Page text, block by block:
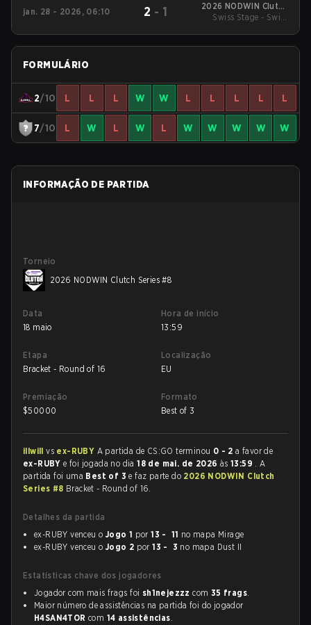
jan. 28 - 2026, 06:10 2 - 1
2026 NODWIN Clutch
Series #4
Swiss Stage - Swiss
FORMULÁRIO
2/10 L L L W W L L L L L
7/10 L W L W L W W W W W
INFORMAÇÃO DE PARTIDA
Torneio
2026 NODWIN Clutch Series #8
Data
18 maio
Hora de início
13:59
Etapa
Bracket - Round of 16
Localização
EU
Premiação
$50000
Formato
Best of 3
illwillvs ex-RUBY A partida de CS:GO terminou 0 - 2 a favor de
ex-RUBYe foi jogada no dia18 de mai. de 2026 às13:59 . A
partida foi uma Best of 3e faz parte do 2026 NODWIN Clutch
Series #8 Bracket - Round of 16.
Detalhes da partida
ex-RUBY venceu o Jogo 1 por13 - 11 no mapa Mirage
ex-RUBY venceu o Jogo 2 por13 - 3 no mapa Dust II
Estatísticas chave dos jogadores
Jogador com mais frags foi sh1nejezzz com 35 frags.
Maior número de assistências na partida foi do jogador
H4SAN4TOR com 14 assistências.